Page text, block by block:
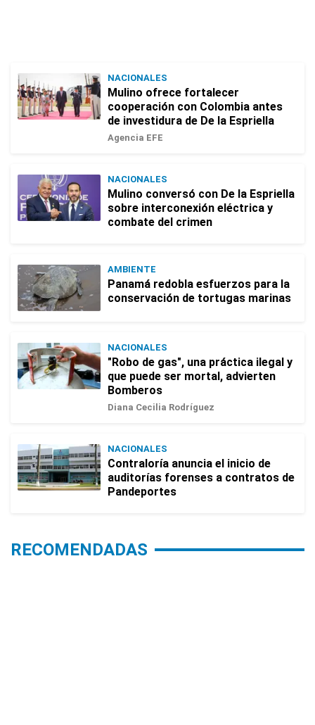
NACIONALES
Mulino ofrece fortalecer
cooperación con Colombia antes
de investidura de De la Espriella
Agencia EFE
NACIONALES
Mulino conversó con De la Espriella
sobre interconexión eléctrica y
combate del crimen
AMBIENTE
Panamá redobla esfuerzos para la
conservación de tortugas marinas
NACIONALES
"Robo de gas", una práctica ilegal y
que puede ser mortal, advierten
Bomberos
Diana Cecilia Rodríguez
NACIONALES
Contraloría anuncia el inicio de
auditorías forenses a contratos de
Pandeportes
RECOMENDADAS